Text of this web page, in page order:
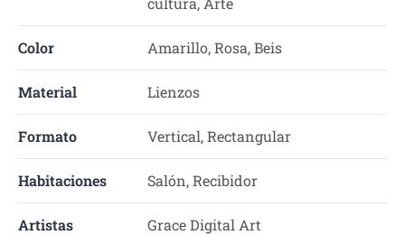
Color Amarillo, Rosa, Beis
Material Lienzos
Formato Vertical, Rectangular
Habitaciones Salón, Recibidor
Artistas Grace Digital Art